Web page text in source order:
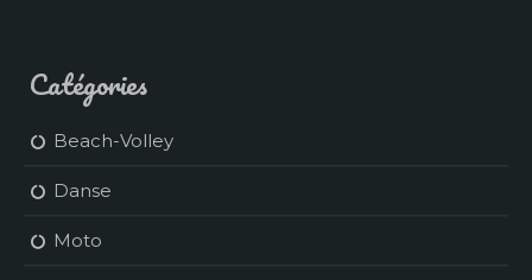
Catégories
Beach-Volley
Danse
Moto